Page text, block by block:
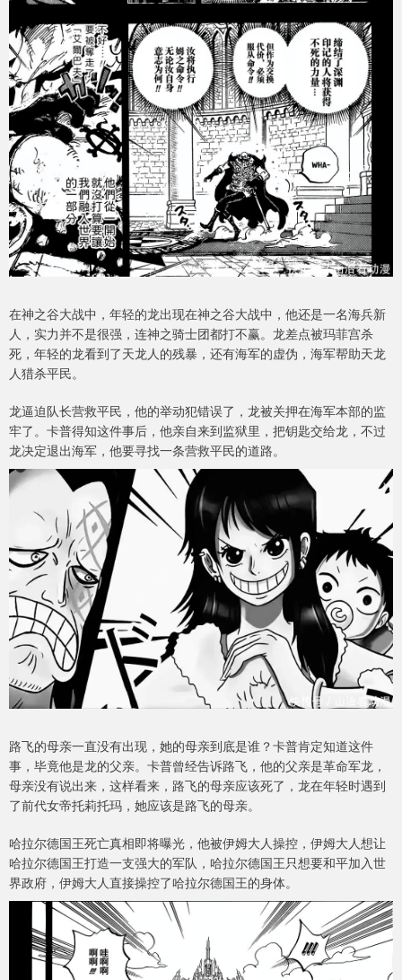
在神之谷大战中，年轻的龙出现在神之谷大战中，他还是一名海兵新
人，实力并不是很强，连神之骑士团都打不赢。龙差点被玛菲宫杀
死，年轻的龙看到了天龙人的残暴，还有海军的虚伪，海军帮助天龙
人猎杀平民。
龙逼迫队长营救平民，他的举动犯错误了，龙被关押在海军本部的监
牢了。卡普得知这件事后，他亲自来到监狱里，把钥匙交给龙，不过
龙决定退出海军，他要寻找一条营救平民的道路。
路飞的母亲一直没有出现，她的母亲到底是谁？卡普肯定知道这件
事，毕竟他是龙的父亲。卡普曾经告诉路飞，他的父亲是革命军龙，
母亲没有说出来，这样看来，路飞的母亲应该死了，龙在年轻时遇到
了前代女帝托莉托玛，她应该是路飞的母亲。
哈拉尔德国王死亡真相即将曝光，他被伊姆大人操控，伊姆大人想让
哈拉尔德国王打造一支强大的军队，哈拉尔德国王只想要和平加入世
界政府，伊姆大人直接操控了哈拉尔德国王的身体。